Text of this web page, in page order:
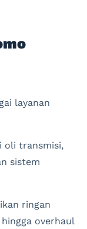
layanan
oli transmisi,
sistem
ringan
overhaul